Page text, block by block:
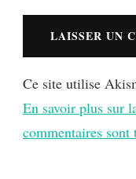
Ce site utilise
En savoir plus sur
commentaires sont